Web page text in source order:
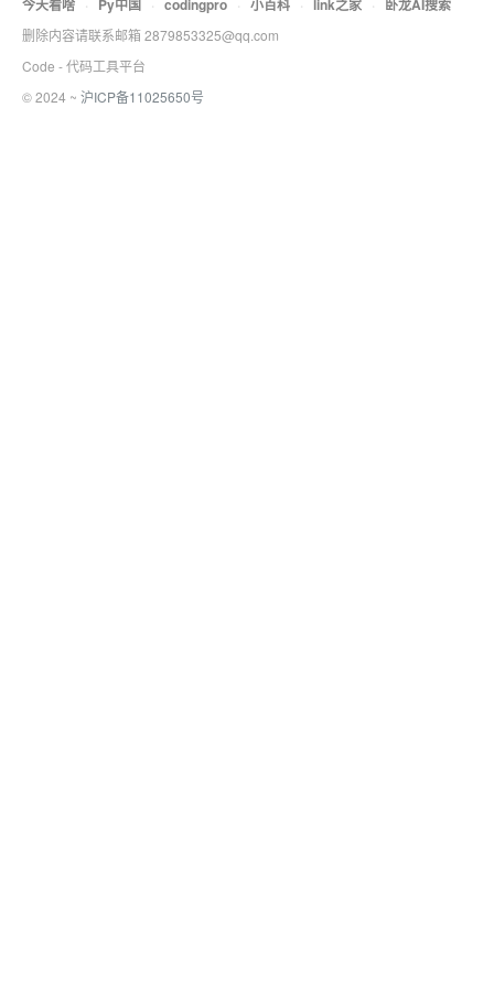
今天看啥 · Py中国 · codingpro · 小百科 · link之家 · 卧龙AI搜索
删除内容请联系邮箱 2879853325@qq.com
Code - 代码工具平台
© 2024 ~ 沪ICP备11025650号